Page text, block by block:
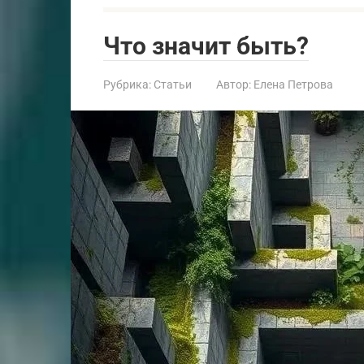
Что значит быть?
Рубрика: Статьи Автор: Елена Петрова